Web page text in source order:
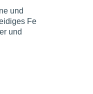
und
Fe
und